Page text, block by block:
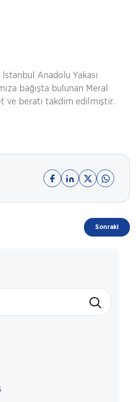
İstanbul Anadolu Yakası
bağışta bulunan Meral
ve beratı takdim edilmiştir.
Sonraki